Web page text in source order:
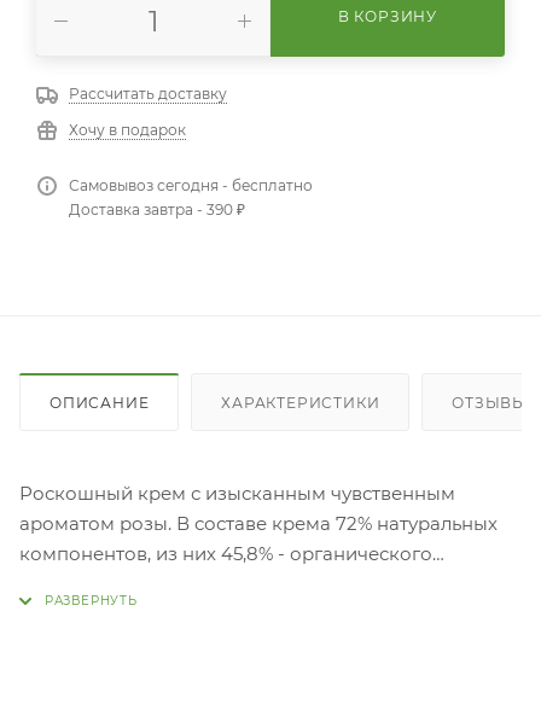
В КОРЗИНУ
Рассчитать доставку
Хочу в подарок
Самовывоз сегодня - бесплатно
Доставка завтра - 390 ₽
ОПИСАНИЕ ХАРАКТЕРИСТИКИ ОТЗЫВЫ
Роскошный крем с изысканным чувственным
ароматом розы. В составе крема 72% натуральных
компонентов, из них 45,8% - органического